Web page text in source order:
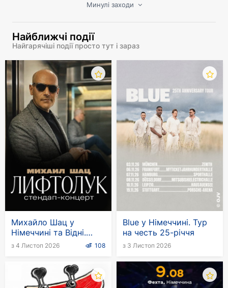
Минулі заходи
Найближчі події
Найгарячіші події просто тут і зараз
Михайло Шац у
Німеччині та Відні.
Стендап-тур
з 4 Листоп 2026 108
Blue у Німеччині. Тур
на честь 25-річчя
з 3 Листоп 2026